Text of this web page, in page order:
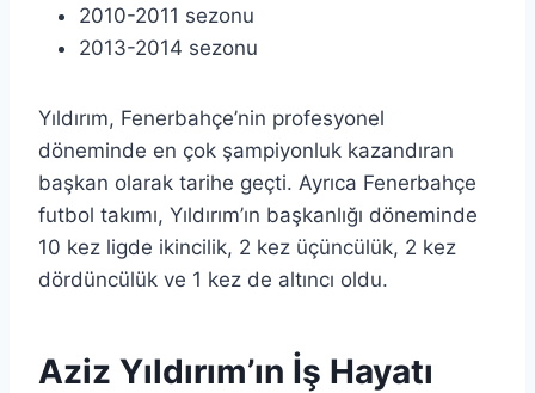
2010-2011 sezonu
2013-2014 sezonu
Yıldırım, Fenerbahçe’nin profesyonel
döneminde en çok şampiyonluk kazandıran
başkan olarak tarihe geçti. Ayrıca Fenerbahçe
futbol takımı, Yıldırım’ın başkanlığı döneminde
10 kez ligde ikincilik, 2 kez üçüncülük, 2 kez
dördüncülük ve 1 kez de altıncı oldu.
Aziz Yıldırım’ın İş Hayatı